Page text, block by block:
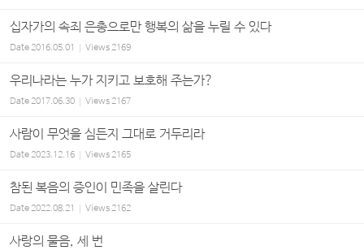
십자가의 속죄 은총으로만 행복의 삶을 누릴 수 있다
Date2016.05.01 Views2169
우리나라는 누가 지키고 보호해 주는가?
Date2017.06.30 Views2167
사람이 무엇을 심든지 그대로 거두리라
Date2023.12.16 Views2165
참된 복음의 증인이 민족을 살린다
Date2022.08.21 Views2162
사랑의 물음, 세 번